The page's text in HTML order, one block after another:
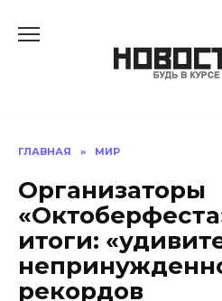
ГЛАВНАЯ » МИР
Организаторы
итоги:
рекордов